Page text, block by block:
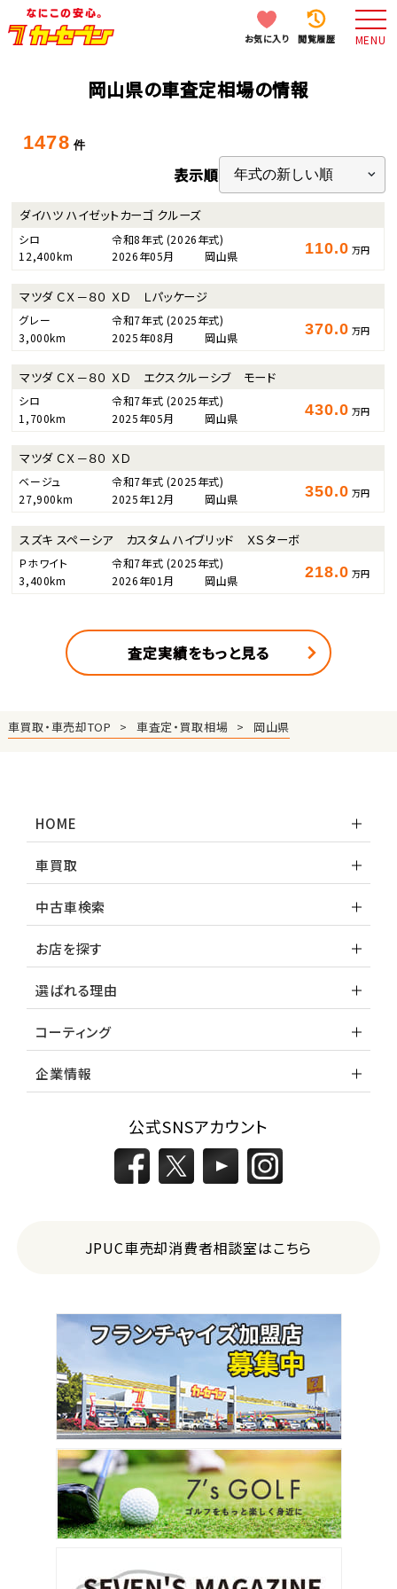
お気に入り 閲覧履歴 MENU
岡山県の車査定相場の情報
1478 件
表示順
ダイハツ ハイゼットカーゴ クルーズ
シロ 令和8年式 (2026年式)
12,400km
2026年05月 岡山県 110.0 万円
マツダ ＣＸ－８０ ＸＤ Ｌパッケージ
グレー 令和7年式 (2025年式)
3,000km
2025年08月 岡山県 370.0 万円
マツダ ＣＸ－８０ ＸＤ エクスクルーシブ モード
シロ 令和7年式 (2025年式)
1,700km
2025年05月 岡山県 430.0 万円
マツダ ＣＸ－８０ ＸＤ
ベージュ 令和7年式 (2025年式)
27,900km
2025年12月 岡山県 350.0 万円
スズキ スペーシア カスタム ハイブリッド ＸＳターボ
Ｐホワイト 令和7年式 (2025年式)
3,400km
2026年01月 岡山県 218.0 万円
査定実績をもっと見る
車買取・車売却TOP 車査定・買取相場 岡山県
HOME
車買取
中古車検索
お店を探す
選ばれる理由
コーティング
企業情報
公式SNSアカウント
JPUC車売却消費者相談室はこちら